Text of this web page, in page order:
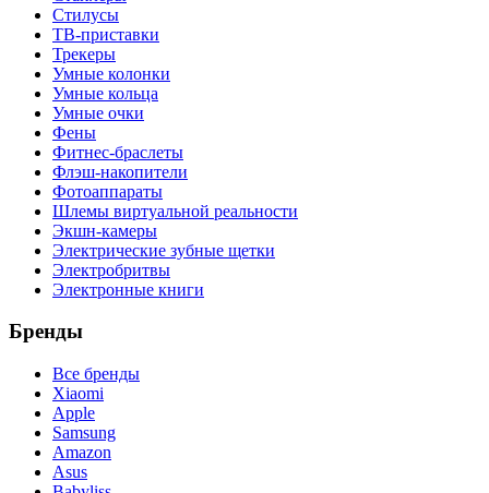
Стилусы
ТВ-приставки
Трекеры
Умные колонки
Умные кольца
Умные очки
Фены
Фитнес-браслеты
Флэш-накопители
Фотоаппараты
Шлемы виртуальной реальности
Экшн-камеры
Электрические зубные щетки
Электробритвы
Электронные книги
Бренды
Все бренды
Xiaomi
Apple
Samsung
Amazon
Asus